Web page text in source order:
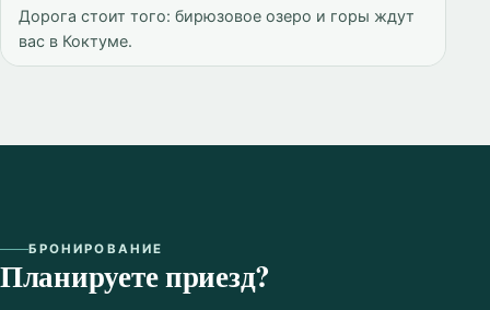
Дорога стоит того: бирюзовое озеро и горы ждут
вас в Коктуме.
БРОНИРОВАНИЕ
Планируете приезд?